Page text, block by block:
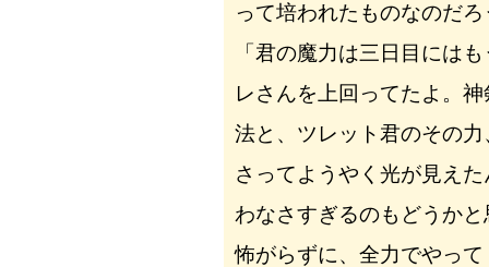
って培われたものなのだろ
「君の魔力は三日目には
レさんを上回ってたよ。
法と、ツレット君のその
さってようやく光が見え
わなさすぎるのもどうか
怖がらずに、全力でやって